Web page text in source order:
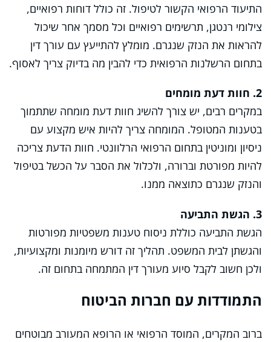
התיעוד הרפואי הקשור לטיפול. זה כולל דוחות רפואיים,
צילומי רנטגן, תרשימים רפואיים וכל מסמך אחר שיכול
להראות את הנזק שנגרם. מומלץ להתייעץ עם עורך דין
בתחום הרשלנות הרפואית כדי להבין מה בדיוק צריך לאסוף.
2. חוות דעת מומחים
במקרים רבים, יש צורך להשיג חוות דעת מומחה שתתמוך
בטענות המטופל. המומחה צריך להיות איש מקצוע עם
ניסיון ומוניטין בתחום הרפואי הרלוונטי. חוות הדעת צריכה
להיות מפורטת וברורה, ולכלול את הסבר על הכשל בטיפול
והנזק שנגרם כתוצאה ממנו.
3. הגשת התביעה
הגשת התביעה כוללת ניסוח טענות משפטיות מפורטות
והגשתן לבית המשפט. תהליך זה דורש מיומנות ומקצועיות,
ולכן חשוב לקבל סיוע מעורך דין המתמחה בתחום זה.
התמודדות עם חברות הביטוח
ברוב המקרים, המוסד הרפואי או הרופא המעורב מבוטחים